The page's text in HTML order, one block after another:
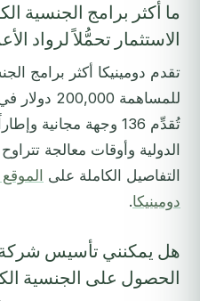
ما أكثر برامج الجنسية
الاستثمار تحمُّلاً لرواد
تقدم دومينيكا أكثر برامج
للمساهمة
تُقدِّم 136 وجهة
التفاصيل الكاملة على
دومينيكا.
هل يمكنني تأسيس شركة
الحصول على الجنسية